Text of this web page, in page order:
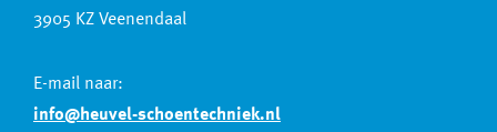
3905 KZ Veenendaal
E-mail naar:
info@heuvel-schoentechniek.nl